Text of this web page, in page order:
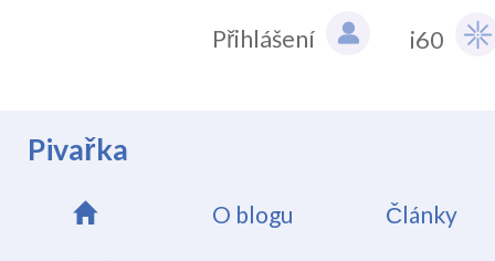
i60
Přihlášení
Pivařka
O blogu
Články